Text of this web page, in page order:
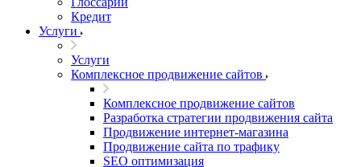
Кредит
Услуги
Услуги
Комплексное продвижение сайтов
Комплексное продвижение сайтов
Разработка стратегии продвижения сайта
Продвижение интернет-магазина
Продвижение сайта по трафику
SEO оптимизация